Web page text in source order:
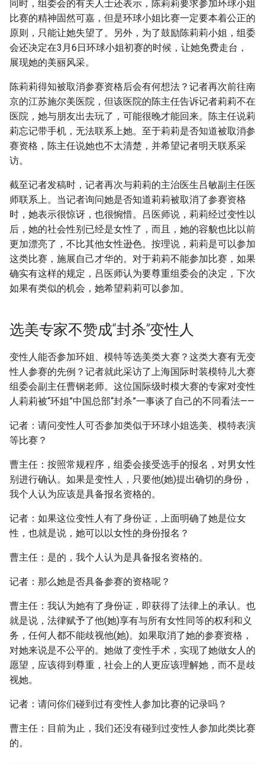
同时，组委会的有关人士还表示，陈莉莉要求参加环球小姐
比赛的精神固然可嘉，但是环球小姐比赛一定要本着公正的
原则，只能让她失望了。另外，为了鼓励陈莉莉小姐，组委
会还决定在3月6日环球小姐初赛的时候，让她免费走台，
展现她的美丽风采。
陈莉莉得知被取消参赛资格后会有何想法？记者再次前往南
京的江苏施尔美医院，但该医院的陈主任告诉记者莉莉不在
医院，她与朋友出去玩了，可能很晚才能回来。陈主任说莉
莉忘记带手机，无法联系上她。至于莉莉是否知道被取消参
赛资格，陈主任说她也不太清楚，并希望记者明天联系采
访。
截至记者发稿时，记者再次与莉莉的主治医生吕敏副主任医
师联系上。当记者询问她是否知道莉莉被取消了参赛资格
时，她表示很惊讶，也很惋惜。吕医师说，莉莉经过变性以
后，她的社会性别已经是女性了，而且，她的容貌也比以前
更加漂亮了，不比其他女性逊色。按理说，莉莉是可以参加
这类比赛，施展自己才华的。对于莉莉不能参加比赛，如果
确实有这样的规定，吕医师认为要尊重组委会的决定，下次
如果有类似的机会，她希望莉莉可以参加。
选美专家不赞成“封杀”变性人
变性人能否参加环姐、模特等选美类大赛？这类大赛有无变
性人参赛的先例？记者就此采访了上海国际时装模特儿大赛
组委会副主任曹钢老师。这位国际级时模大赛的专家对变性
人莉莉被“环姐”中国总部“封杀”一事谈了自己的不同看法——
记者：请问变性人可否参加类似于环球小姐选美、模特表演
等比赛？
曹主任：按照常规程序，组委会接受选手的报名，对男女性
别进行确认。如果是变性人，只要他(她)提出确切的身份，
我个人认为应该是具备报名资格的。
记者：如果这位变性人有了身份证，上面明确了她是位女
性，也就是说，她可以以女性的身份报名？
曹主任：是的，我个人认为是具备报名资格的。
记者：那么她是否具备参赛的资格呢？
曹主任：我认为她有了身份证，即获得了法律上的承认。也
就是说，法律赋予了他(她)享有与所有女性同等的权利和义
务，任何人都不能歧视他(她)。如果取消了她的参赛资格，
对她来说是不公平的。她做了变性手术，实现了她做女人的
愿望，应该得到尊重，社会上的人更应该理解她，而不是歧
视她。
记者：请问你们碰到过有变性人参加比赛的记录吗？
曹主任：目前为止，我们还没有碰到过变性人参加此类比赛
的。